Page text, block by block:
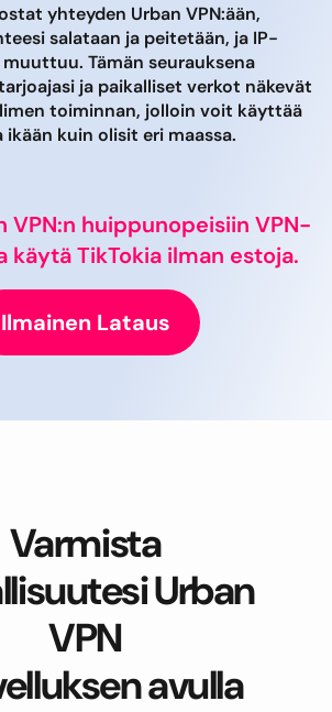
yhteyden Urban VPN:ään,
salataan ja peitetään, ja IP-
Tämän seurauksena
ja paikalliset verkot näkevät
toiminnan, jolloin voit käyttää
ikään kuin olisit eri maassa.
VPN:n huippunopeisiin VPN-
käytä TikTokia ilman estoja.
Ilmainen Lataus
Varmista
Urban
VPN
avulla